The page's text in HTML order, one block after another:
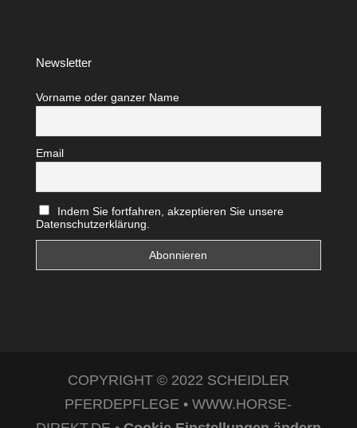
Newsletter
Vorname oder ganzer Name
Email
Indem Sie fortfahren, akzeptieren Sie unsere
Datenschutzerklärung.
COPYRIGHT © 2022 SCHEIDLER
PFERDEPFLEGE • WWW.HORSE-